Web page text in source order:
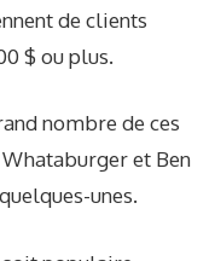
de clients
$ ou plus.
nombre de ces
et Ben
unes.